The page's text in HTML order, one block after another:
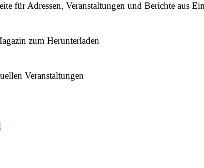
für Adressen, Veranstaltungen und Berichte aus
zum Herunterladen
Veranstaltungen